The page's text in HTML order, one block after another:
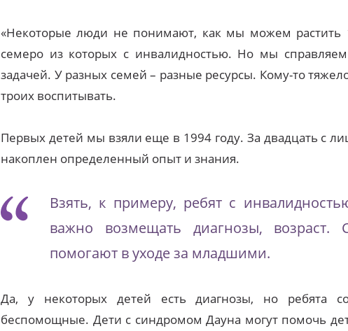
«Некоторые люди не понимают, как мы можем растить
семеро из которых с инвалидностью. Но мы
задачей. У разных семей – разные ресурсы. Кому-то
троих воспитывать.
Первых детей мы взяли еще в 1994 году. За двадцать с
накоплен определенный опыт и знания.
Взять, к примеру, ребят с
важно возмещать диагнозы, возраст.
помогают в уходе за младшими.
Да, у некоторых детей есть диагнозы, но ребята
беспомощные. Дети с синдромом Дауна могут помочь